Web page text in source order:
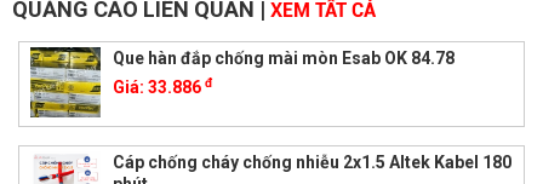
QUẢNG CÁO LIÊN QUAN | XEM TẤT CẢ
Que hàn đắp chống mài mòn Esab OK 84.78
Giá: 33.886 đ
Cáp chống cháy chống nhiễu 2x1.5 Altek Kabel 180